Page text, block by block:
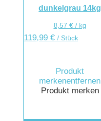
dunkelgrau 14kg
8,57 €/ kg
119,99 € / Stück
Produkt
merkenentfernen
Produkt merken